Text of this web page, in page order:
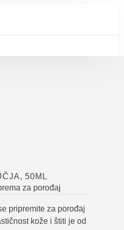
50ML
za porođaj
pripremite za porođaj
kože i štiti je od